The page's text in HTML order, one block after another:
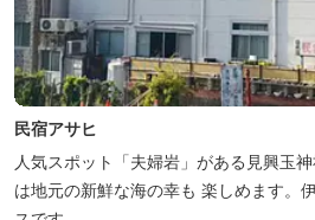
民宿アサヒ
人気スポット「夫婦岩」がある見興玉
は地元の新鮮な海の幸も 楽しめます。